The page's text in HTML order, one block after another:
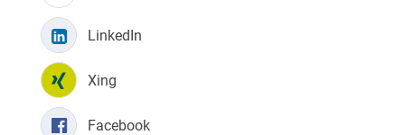
LinkedIn
Xing
Facebook